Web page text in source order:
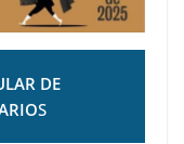
DE
S